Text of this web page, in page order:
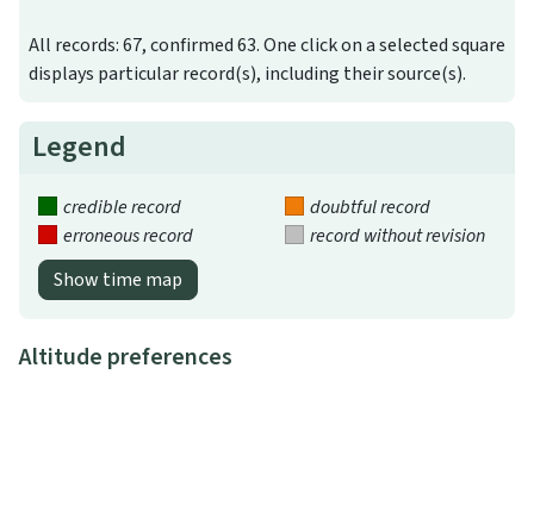
All records: 67, confirmed 63. One click on a selected square
displays particular record(s), including their source(s).
Legend
credible record
doubtful record
erroneous record
record without revision
Show time map
Altitude preferences